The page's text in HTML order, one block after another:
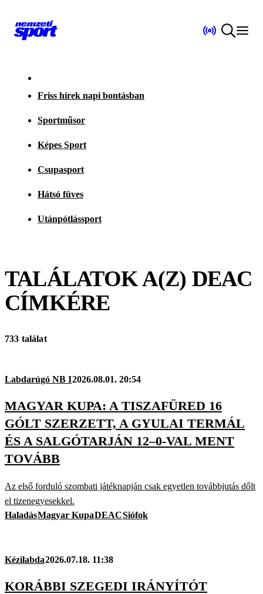
Friss hírek napi bontásban
Sportműsor
Képes Sport
Csupasport
Hátsó füves
Utánpótlássport
TALÁLATOK A(Z) DEAC
CÍMKÉRE
733 találat
Labdarúgó NB I2026.08.01. 20:54
MAGYAR KUPA: A TISZAFÜRED 16
GÓLT SZERZETT, A GYULAI TERMÁL
ÉS A SALGÓTARJÁN 12–0-VAL MENT
TOVÁBB
Az első forduló szombati játéknapján csak egyetlen továbbjutás dőlt
el tizenegyesekkel.
HaladásMagyar KupaDEACSiófok
Kézilabda2026.07.18. 11:38
KORÁBBI SZEGEDI IRÁNYÍTÓT